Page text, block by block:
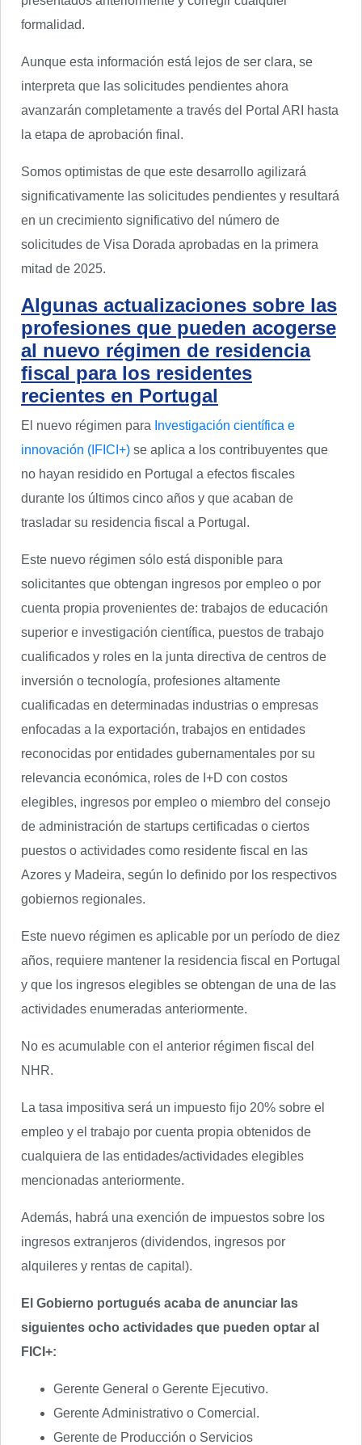
formalidad.
Aunque esta información está lejos de ser clara, se
interpreta que las solicitudes pendientes ahora
avanzarán completamente a través del Portal ARI hasta
la etapa de aprobación final.
Somos optimistas de que este desarrollo agilizará
significativamente las solicitudes pendientes y resultará
en un crecimiento significativo del número de
solicitudes de Visa Dorada aprobadas en la primera
mitad de 2025.
Algunas actualizaciones sobre las
profesiones que pueden acogerse
al nuevo régimen de residencia
fiscal para los residentes
recientes en Portugal
El nuevo régimen para Investigación científica e
innovación (IFICI+) se aplica a los contribuyentes que
no hayan residido en Portugal a efectos fiscales
durante los últimos cinco años y que acaban de
trasladar su residencia fiscal a Portugal.
Este nuevo régimen sólo está disponible para
solicitantes que obtengan ingresos por empleo o por
cuenta propia provenientes de: trabajos de educación
superior e investigación científica, puestos de trabajo
cualificados y roles en la junta directiva de centros de
inversión o tecnología, profesiones altamente
cualificadas en determinadas industrias o empresas
enfocadas a la exportación, trabajos en entidades
reconocidas por entidades gubernamentales por su
relevancia económica, roles de I+D con costos
elegibles, ingresos por empleo o miembro del consejo
de administración de startups certificadas o ciertos
puestos o actividades como residente fiscal en las
Azores y Madeira, según lo definido por los respectivos
gobiernos regionales.
Este nuevo régimen es aplicable por un período de diez
años, requiere mantener la residencia fiscal en Portugal
y que los ingresos elegibles se obtengan de una de las
actividades enumeradas anteriormente.
No es acumulable con el anterior régimen fiscal del
NHR.
La tasa impositiva será un impuesto fijo 20% sobre el
empleo y el trabajo por cuenta propia obtenidos de
cualquiera de las entidades/actividades elegibles
mencionadas anteriormente.
Además, habrá una exención de impuestos sobre los
ingresos extranjeros (dividendos, ingresos por
alquileres y rentas de capital).
El Gobierno portugués acaba de anunciar las
siguientes ocho actividades que pueden optar al
FICI+:
Gerente General o Gerente Ejecutivo.
Gerente Administrativo o Comercial.
Gerente de Producción o Servicios